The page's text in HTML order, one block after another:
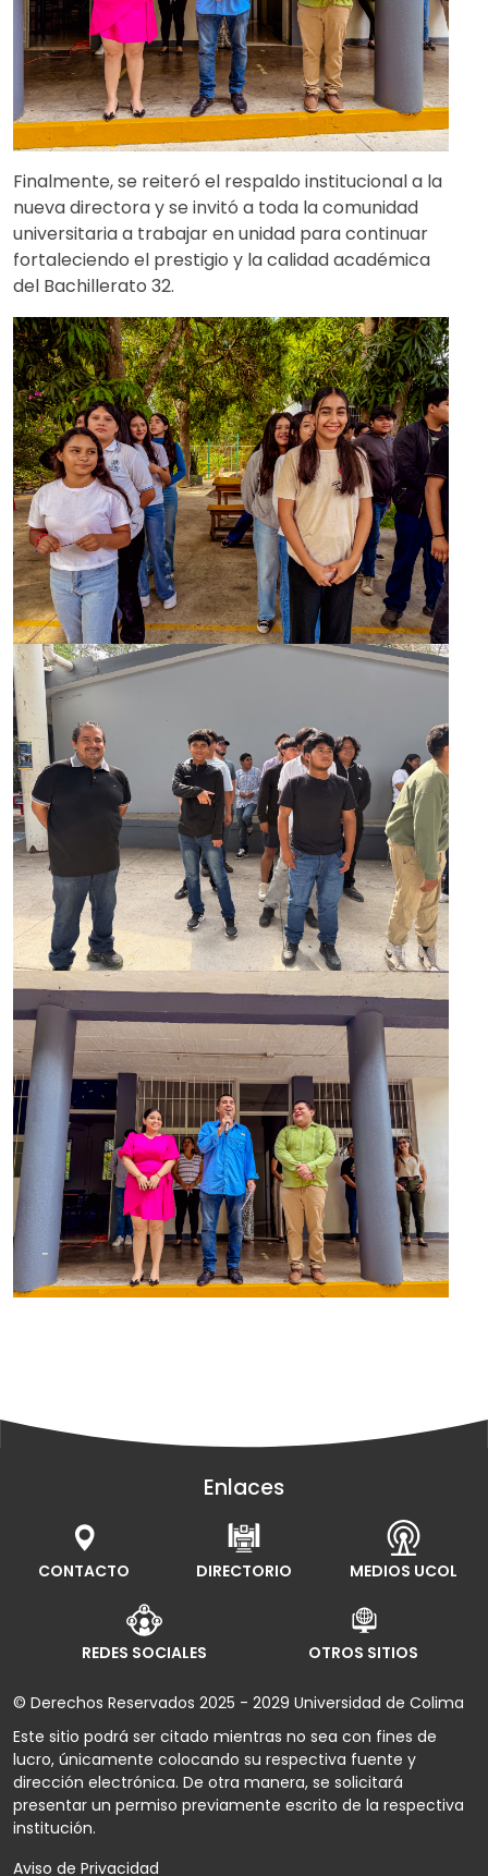
Finalmente, se reiteró el respaldo institucional a la
nueva directora y se invitó a toda la comunidad
universitaria a trabajar en unidad para continuar
fortaleciendo el prestigio y la calidad académica
del Bachillerato 32.
Enlaces
CONTACTO DIRECTORIO MEDIOS UCOL
REDES SOCIALES OTROS SITIOS
© Derechos Reservados 2025 - 2029 Universidad de Colima
Este sitio podrá ser citado mientras no sea con fines de
lucro, únicamente colocando su respectiva fuente y
dirección electrónica. De otra manera, se solicitará
presentar un permiso previamente escrito de la respectiva
institución.
Aviso de Privacidad